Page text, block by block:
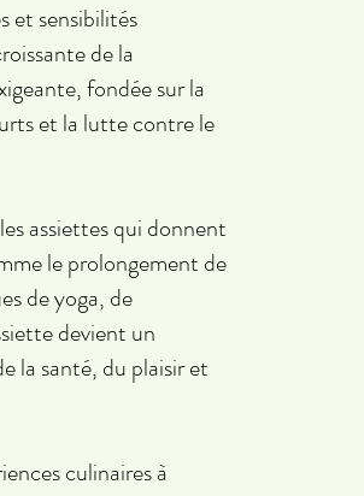
et sensibilités
de la
fondée sur la
et la lutte contre le
assiettes qui donnent
le prolongement de
de yoga, de
devient un
la santé, du plaisir et
culinaires à